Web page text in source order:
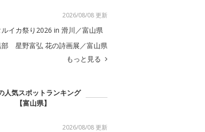
2026/08/08 更新
イカ祭り2026 in 滑川／富山県
部 星野富弘 花の詩画展／富山県
もっと見る
人気スポットランキング
【富山県】
2026/08/08 更新